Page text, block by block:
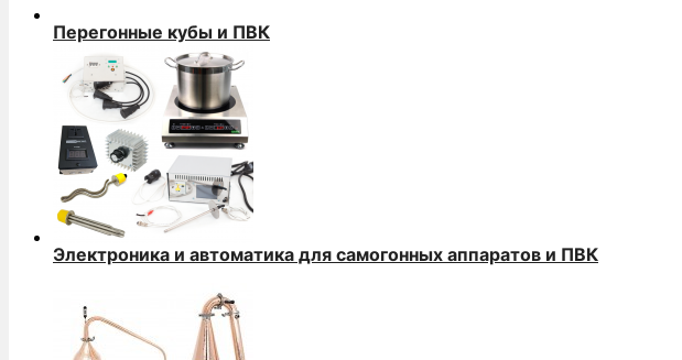
Перегонные кубы и ПВК
Электроника и автоматика для самогонных аппаратов и ПВК